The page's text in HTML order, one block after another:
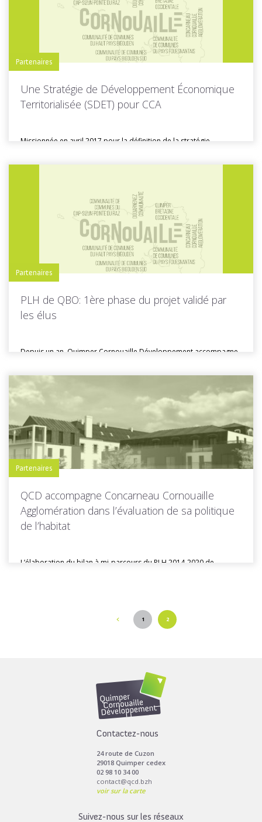
Partenaires
Une Stratégie de Développement Économique
Territorialisée (SDET) pour CCA
Missionnée en avril 2017 pour la définition de la stratégie
Toutes les actus de cette rubrique
Partenaires
PLH de QBO: 1ère phase du projet validé par
les élus
Depuis un an, Quimper Cornouaille Développement accompagne
Toutes les actus de cette rubrique LIRE LA SUITE
Partenaires
QCD accompagne Concarneau Cornouaille
Agglomération dans l’évaluation de sa politique
de l’habitat
L’élaboration du bilan à mi-parcours du PLH 2014-2020 de
Toutes les actus de cette rubrique
1 2
Contactez-nous
24 route de Cuzon
29018 Quimper cedex
02 98 10 34 00
contact@qcd.bzh
voir sur la carte
Suivez-nous sur les réseaux